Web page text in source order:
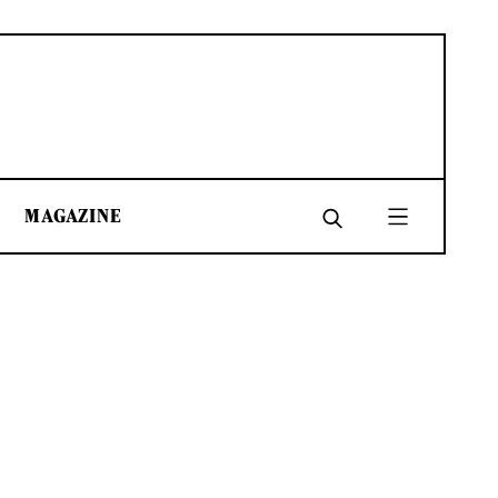
MAGAZINE